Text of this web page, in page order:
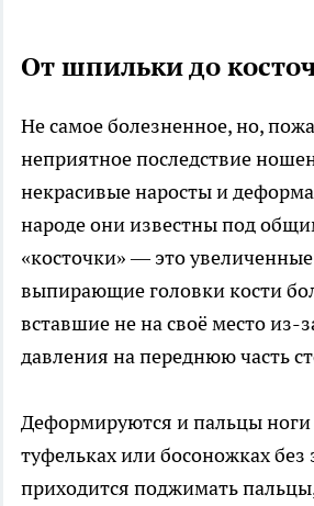
От шпильки до
Не самое болезненное, но,
неприятное последствие
некрасивые наросты и
народе они известны под
«косточки» — это
выпирающие головки кости
вставшие не на своё место из-
давления на переднюю часть
Деформируются и пальцы
туфельках или босоножках без
приходится поджимать